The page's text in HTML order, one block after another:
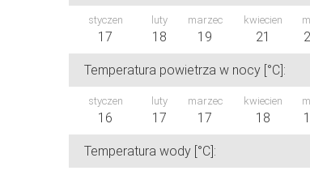
styczen
17
luty
18
marzec
19
kwiecien
21
Temperatura powietrza w nocy [°C]:
styczen
16
luty
17
marzec
17
kwiecien
18
Temperatura wody [°C]: